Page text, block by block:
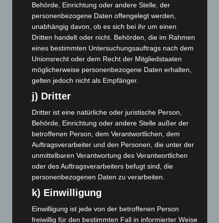
Februar 2026(109)
Januar 2026(122)
Dezember 2025(103)
November 2025(114)
Oktober 2025(112)
September 2025(93)
August 2025(90)
Juli 2025(90)
Juni 2025(103)
Mai 2025
April 2025(88)
März 2025(111)
Januar 2025
Dezember 2024(89)
Behörde, Einrichtung oder andere Stelle, der
personenbezogene Daten offengelegt werden,
unabhängig davon, ob es sich bei ihr um einen
Dritten handelt oder nicht. Behörden, die im Rahmen
eines bestimmten Untersuchungsauftrags nach dem
Unionsrecht oder dem Recht der Mitgliedstaaten
möglicherweise personenbezogene Daten erhalten,
gelten jedoch nicht als Empfänger.
j) Dritter
Dritter ist eine natürliche oder juristische Person,
Behörde, Einrichtung oder andere Stelle außer der
betroffenen Person, dem Verantwortlichen, dem
Auftragsverarbeiter und den Personen, die unter der
unmittelbaren Verantwortung des Verantwortlichen
oder des Auftragsverarbeiters befugt sind, die
personenbezogenen Daten zu verarbeiten.
k) Einwilligung
Einwilligung ist jede von der betroffenen Person
freiwillig für den bestimmten Fall in informierter Weise